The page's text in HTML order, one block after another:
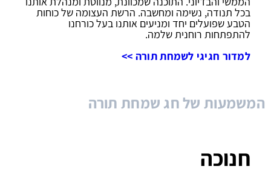
בכל תנודה, נשימה ומחשבה. הרשת העצומה של כוחות
הטבע שפועלים יחד ומניעים אותנו בעל כורחנו
להתפתחות רוחנית שלמה.
למדור חגיגי לשמחת תורה >>
המשמעות של חג שמחת תורה
חנוכה